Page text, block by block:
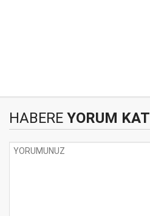
HABERE YORUM KAT